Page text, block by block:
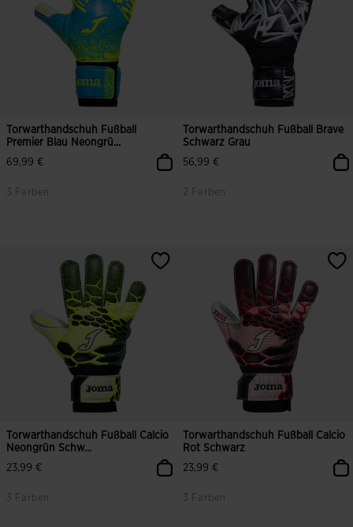
Torwarthandschuh Fußball
Premier Blau Neongrü...
69,99 €
3 Farben
Torwarthandschuh Fußball Brave
Schwarz Grau
56,99 €
2 Farben
Torwarthandschuh Fußball Calcio
Neongrün Schw...
23,99 €
3 Farben
Torwarthandschuh Fußball Calcio
Rot Schwarz
23,99 €
3 Farben